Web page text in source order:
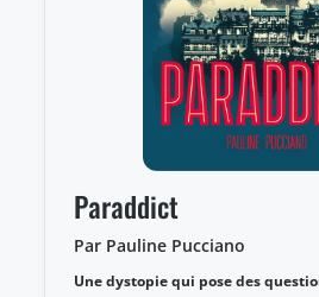
Paraddict
Par Pauline Pucciano
Une dystopie qui pose des